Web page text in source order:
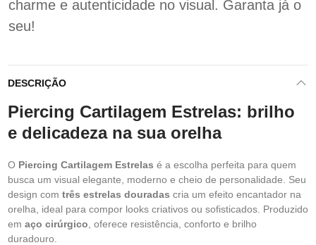
charme e autenticidade no visual. Garanta já o
seu!
DESCRIÇÃO
Piercing Cartilagem Estrelas: brilho
e delicadeza na sua orelha
O Piercing Cartilagem Estrelas é a escolha perfeita para quem
busca um visual elegante, moderno e cheio de personalidade. Seu
design com três estrelas douradas cria um efeito encantador na
orelha, ideal para compor looks criativos ou sofisticados. Produzido
em aço cirúrgico , oferece resistência, conforto e brilho
duradouro.